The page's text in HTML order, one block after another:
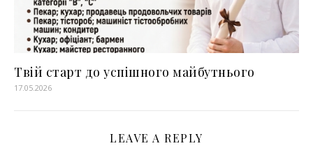
Твій старт до успішного майбутнього
17.05.2026
LEAVE A REPLY